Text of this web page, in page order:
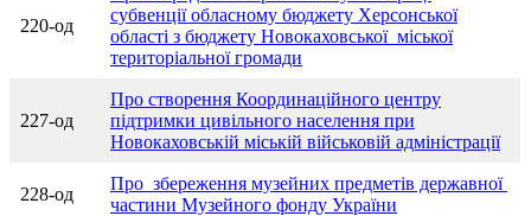
220-од
субвенції обласному бюджету Херсонської
області з бюджету Новокаховської міської
територіальної громади
227-од
Про створення Координаційного центру
підтримки цивільного населення при
Новокаховській міській військовій адміністрації
228-од
Про збереження музейних предметів державної
частини Музейного фонду України